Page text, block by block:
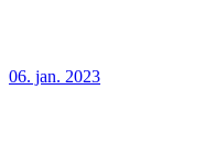
06. jan. 2023